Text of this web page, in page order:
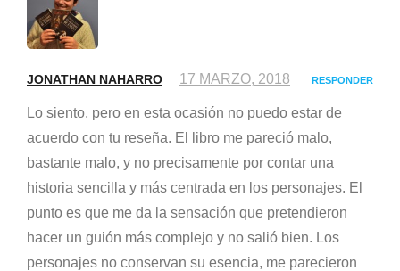
JONATHAN NAHARRO 17 MARZO, 2018 RESPONDER
Lo siento, pero en esta ocasión no puedo estar de
acuerdo con tu reseña. El libro me pareció malo,
bastante malo, y no precisamente por contar una
historia sencilla y más centrada en los personajes. El
punto es que me da la sensación que pretendieron
hacer un guión más complejo y no salió bien. Los
personajes no conservan su esencia, me parecieron